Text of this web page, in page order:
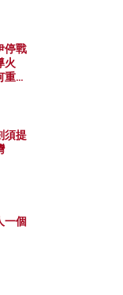
停戰
火
啟
洞
須提
一個